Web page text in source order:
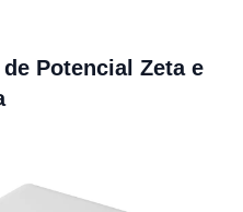
Potencial Zeta e